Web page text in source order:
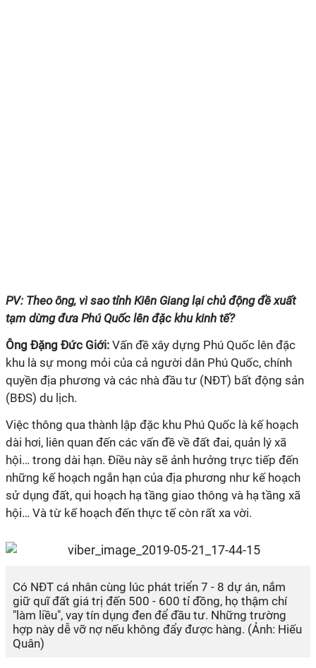
PV: Theo ông, vì sao tỉnh Kiên Giang lại chủ động đề xuất
tạm dừng đưa Phú Quốc lên đặc khu kinh tế?
Ông Đặng Đức Giới: Vấn đề xây dựng Phú Quốc lên đặc
khu là sự mong mỏi của cả người dân Phú Quốc, chính
quyền địa phương và các nhà đầu tư (NĐT) bất động sản
(BĐS) du lịch.
Việc thông qua thành lập đặc khu Phú Quốc là kế hoạch
dài hơi, liên quan đến các vấn đề về đất đai, quản lý xã
hội… trong dài hạn. Điều này sẽ ảnh hưởng trực tiếp đến
những kế hoạch ngắn hạn của địa phương như kế hoạch
sử dụng đất, qui hoạch hạ tầng giao thông và hạ tầng xã
hội… Và từ kế hoạch đến thực tế còn rất xa vời.
Có NĐT cá nhân cùng lúc phát triển 7 - 8 dự án, nắm
giữ quĩ đất giá trị đến 500 - 600 tỉ đồng, họ thậm chí
"làm liều", vay tín dụng đen để đầu tư. Những trường
hợp này dễ vỡ nợ nếu không đẩy được hàng. (Ảnh: Hiếu
Quân)